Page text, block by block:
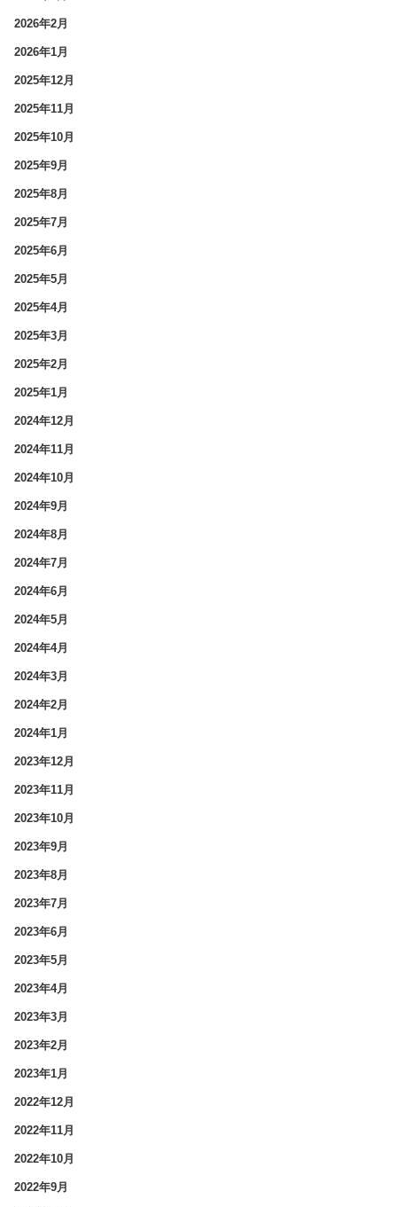
2026年2月
2026年1月
2025年12月
2025年11月
2025年10月
2025年9月
2025年8月
2025年7月
2025年6月
2025年5月
2025年4月
2025年3月
2025年2月
2025年1月
2024年12月
2024年11月
2024年10月
2024年9月
2024年8月
2024年7月
2024年6月
2024年5月
2024年4月
2024年3月
2024年2月
2024年1月
2023年12月
2023年11月
2023年10月
2023年9月
2023年8月
2023年7月
2023年6月
2023年5月
2023年4月
2023年3月
2023年2月
2023年1月
2022年12月
2022年11月
2022年10月
2022年9月